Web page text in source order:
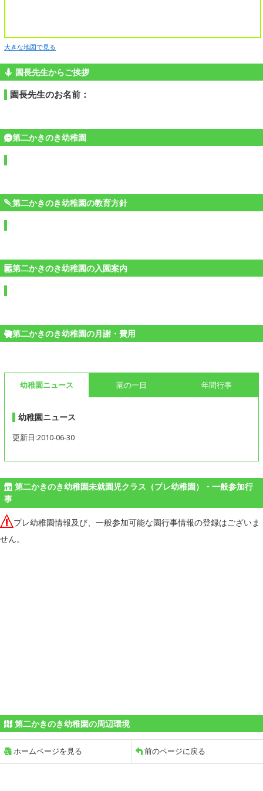
大きな地図で見る
園長先生からご挨拶
園長先生のお名前：
第二かきのき幼稚園
第二かきのき幼稚園の教育方針
第二かきのき幼稚園の入園案内
第二かきのき幼稚園の月謝・費用
幼稚園ニュース 園の一日 年間行事
幼稚園ニュース
更新日:2010-06-30
第二かきのき幼稚園未就園児クラス（プレ幼稚園）・一般参加行
事
プレ幼稚園情報及び、一般参加可能な園行事情報の登録はございま
せん。
第二かきのき幼稚園の周辺環境
ホームページを見る 前のページに戻る